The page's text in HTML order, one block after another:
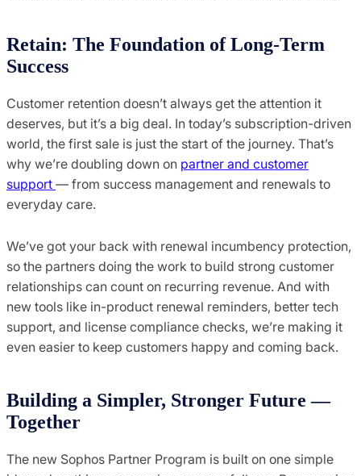
Retain: The Foundation of Long-Term
Success
Customer retention doesn’t always get the attention it
deserves, but it’s a big deal. In today’s subscription-driven
world, the first sale is just the start of the journey. That’s
why we’re doubling down on partner and customer
support — from success management and renewals to
everyday care.
We’ve got your back with renewal incumbency protection,
so the partners doing the work to build strong customer
relationships can count on recurring revenue. And with
new tools like in-product renewal reminders, better tech
support, and license compliance checks, we’re making it
even easier to keep customers happy and coming back.
Building a Simpler, Stronger Future —
Together
The new Sophos Partner Program is built on one simple